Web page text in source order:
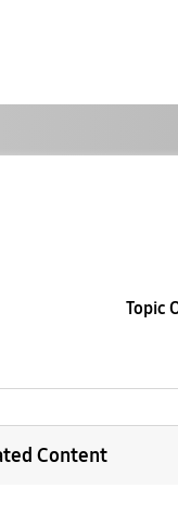
Topic
Content